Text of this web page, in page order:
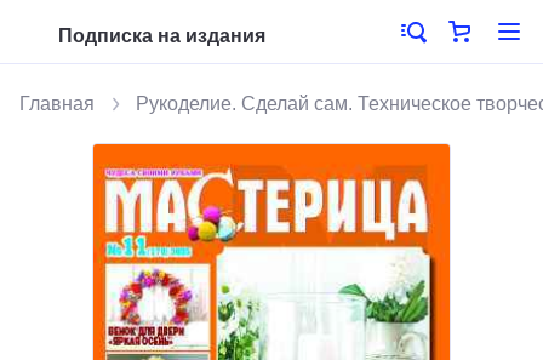
Подписка на издания
Главная Рукоделие. Сделай сам. Техническое